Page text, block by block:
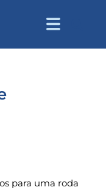
para uma roda